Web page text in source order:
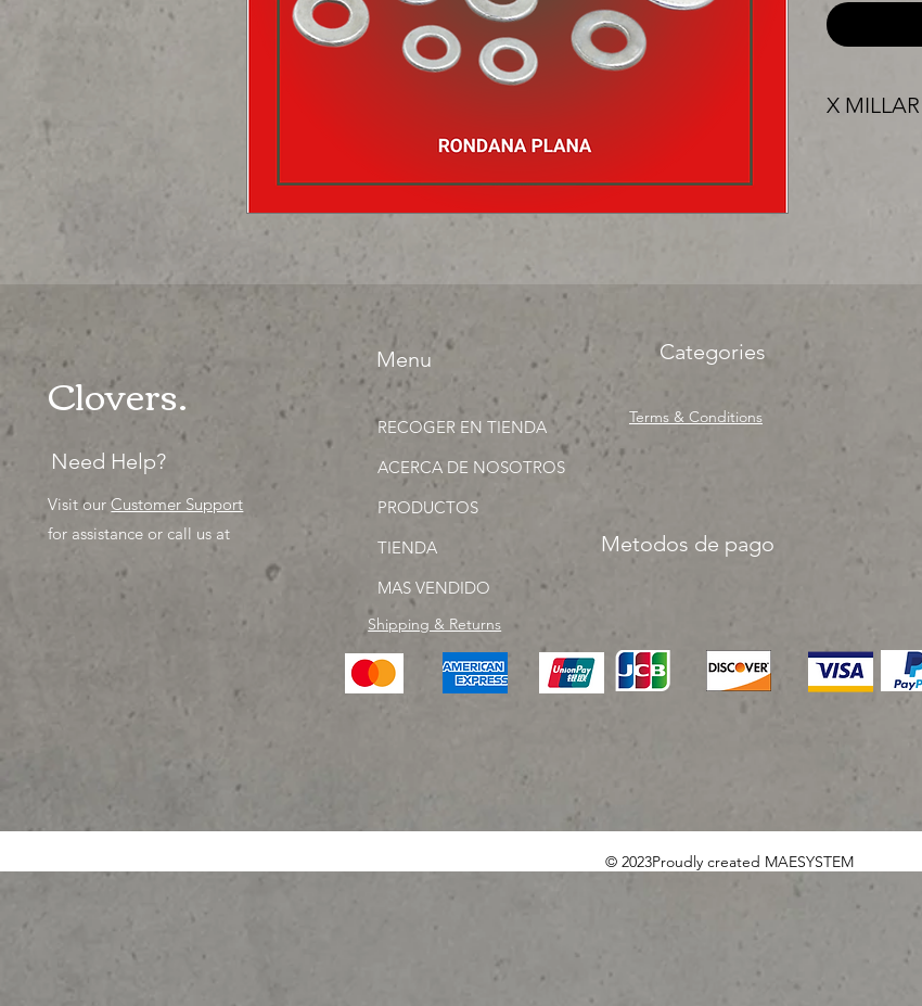
X MILLAR
Clovers.
Need Help?
Visit ourCustomer Support
for assistance or call us at
Menu
RECOGER EN TIENDA
ACERCA DE NOSOTROS
PRODUCTOS
TIENDA
MAS VENDIDO
Shipping & Returns
Categories
Terms & Conditions
Metodos de pago
© 2023Proudly created MAESYSTEM